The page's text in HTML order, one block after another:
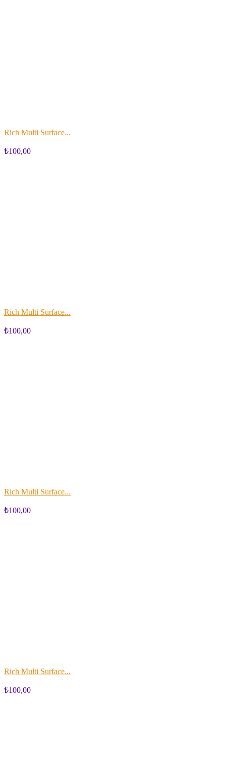
Rich Multi Surface...
₺100,00
Rich Multi Surface...
₺100,00
Rich Multi Surface...
₺100,00
Rich Multi Surface...
₺100,00